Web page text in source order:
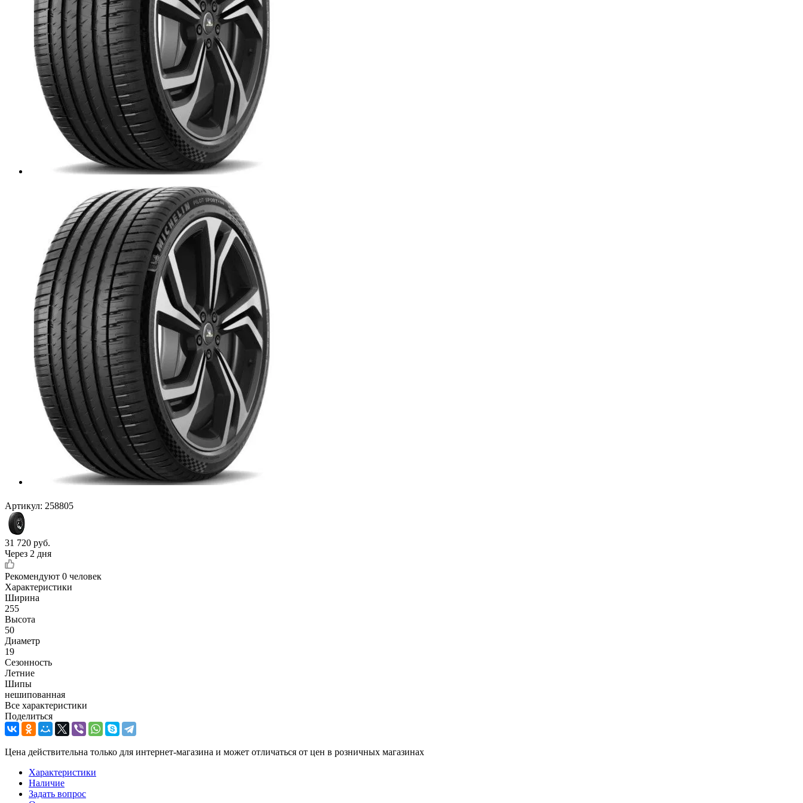
Артикул: 258805
31 720 руб.
Через 2 дня
Рекомендуют 0 человек
Характеристики
Ширина
255
Высота
50
Диаметр
19
Сезонность
Летние
Шипы
нешипованная
Все характеристики
Поделиться
Цена действительна только для интернет-магазина и может отличаться от цен в розничных магазинах
Характеристики
Наличие
Задать вопрос